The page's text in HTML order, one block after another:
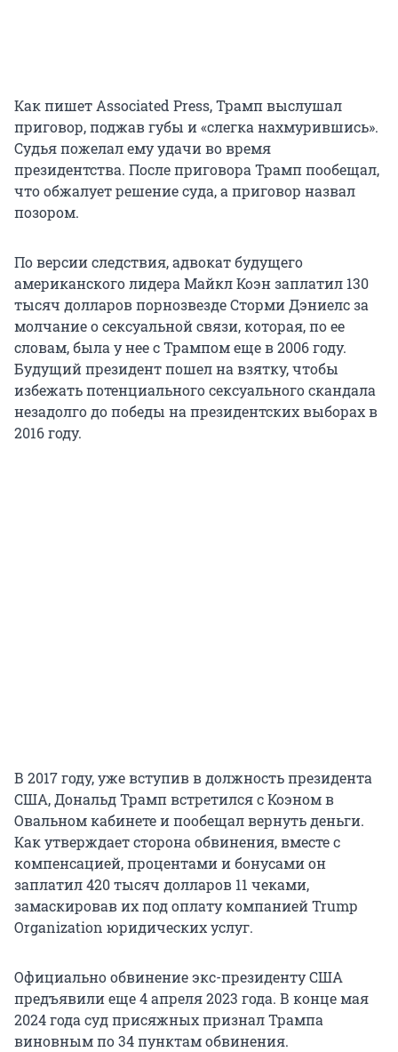
Как пишет Associated Press, Трамп выслушал
приговор, поджав губы и «слегка нахмурившись».
Судья пожелал ему удачи во время
президентства. После приговора Трамп пообещал,
что обжалует решение суда, а приговор назвал
позором.
По версии следствия, адвокат будущего
американского лидера Майкл Коэн заплатил 130
тысяч долларов порнозвезде Сторми Дэниелс за
молчание о сексуальной связи, которая, по ее
словам, была у нее с Трампом еще в 2006 году.
Будущий президент пошел на взятку, чтобы
избежать потенциального сексуального скандала
незадолго до победы на президентских выборах в
2016 году.
В 2017 году, уже вступив в должность президента
США, Дональд Трамп встретился с Коэном в
Овальном кабинете и пообещал вернуть деньги.
Как утверждает сторона обвинения, вместе с
компенсацией, процентами и бонусами он
заплатил 420 тысяч долларов 11 чеками,
замаскировав их под оплату компанией Trump
Organization юридических услуг.
Официально обвинение экс-президенту США
предъявили еще 4 апреля 2023 года. В конце мая
2024 года суд присяжных признал Трампа
виновным по 34 пунктам обвинения.